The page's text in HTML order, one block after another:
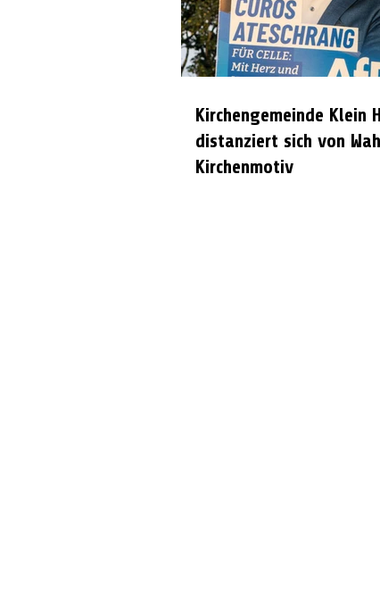
Kirchengemeinde Klein
distanziert sich von
Kirchenmotiv